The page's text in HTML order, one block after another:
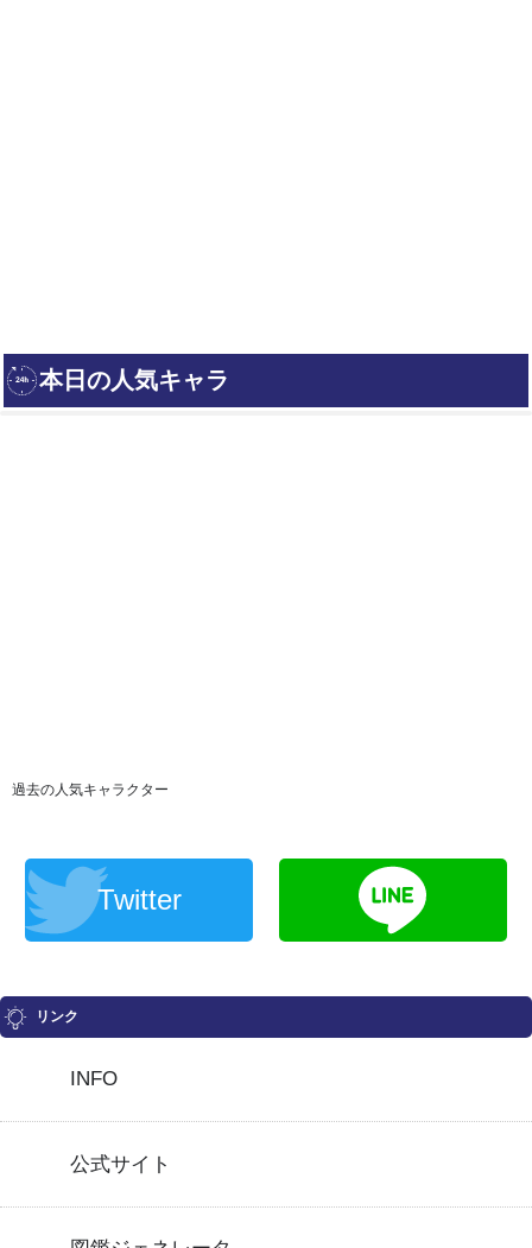
過去の人気キャラクター
Twitter
リンク
INFO
公式サイト